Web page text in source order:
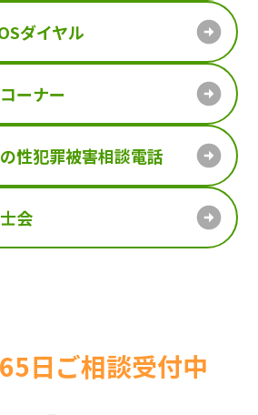
ダイヤル
ーナー
性犯罪被害相談電話
会
日ご相談受付中